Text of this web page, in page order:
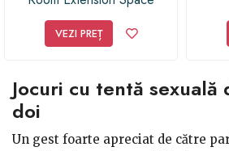
VEZI PREȚ
Jocuri cu tentă sexuală
doi
Un gest foarte apreciat de către